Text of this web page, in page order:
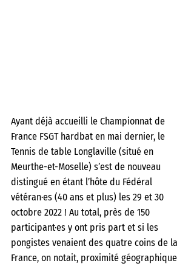
Ayant déjà accueilli le Championnat de
France FSGT hardbat en mai dernier, le
Tennis de table Longlaville (situé en
Meurthe-et-Moselle) s’est de nouveau
distingué en étant l’hôte du Fédéral
vétéran·es (40 ans et plus) les 29 et 30
octobre 2022 ! Au total, près de 150
participant·es y ont pris part et si les
pongistes venaient des quatre coins de la
France, on notait, proximité géographique